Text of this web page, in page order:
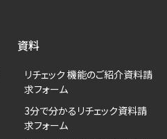
資料
リチェック 機能のご紹介資料請
求フォーム
3分で分かるリチェック資料請
求フォーム